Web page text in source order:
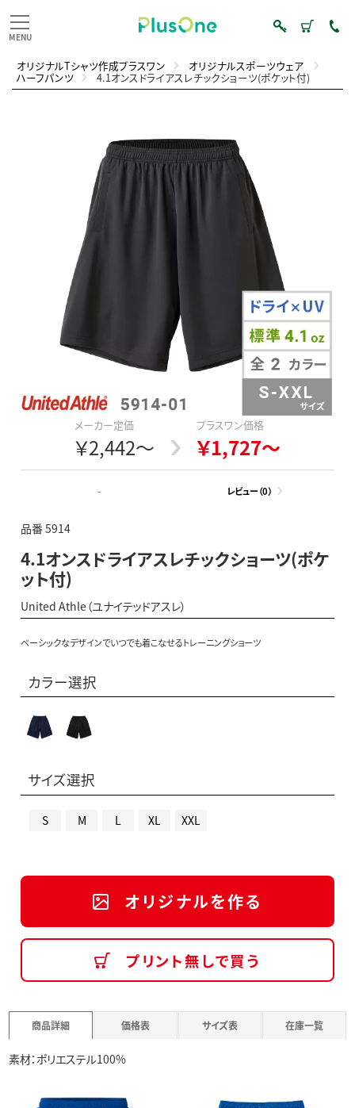
オリジナルTシャツ作成プラスワン オリジナルスポーツウェア
ハーフパンツ 4.1オンスドライアスレチックショーツ(ポケット付)
メーカー定価
￥2,442～
プラスワン価格
￥1,727～
- レビュー（0）
品番 5914
4.1オンスドライアスレチックショーツ(ポケ
ット付)
United Athle（ユナイテッドアスレ）
ベーシックなデザインでいつでも着こなせるトレーニングショーツ
カラー選択
サイズ選択
S M L XL XXL
オリジナルを作る
プリント無しで買う
商品詳細 価格表 サイズ表 在庫一覧
素材：ポリエステル100%